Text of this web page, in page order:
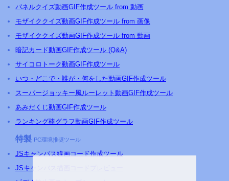
パネルクイズ動画GIF作成ツール from 動画
モザイククイズ動画GIF作成ツール from 画像
モザイククイズ動画GIF作成ツール from 動画
暗記カード動画GIF作成ツール (Q&A)
サイコロトーク動画GIF作成ツール
いつ・どこで・誰が・何をした動画GIF作成ツール
スーパージョッキー風ルーレット動画GIF作成ツール
あみだくじ動画GIF作成ツール
ランキング棒グラフ動画GIF作成ツール
特製 PC環境推奨ツール
JSキャンバス線画コード作成ツール
JSキャンバス描画コードプレビュー